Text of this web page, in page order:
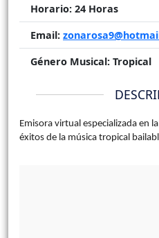
Horario: 24 Horas
Email:
Género Musical: Tropical
Emisora virtual especializada en
éxitos de la música tropical